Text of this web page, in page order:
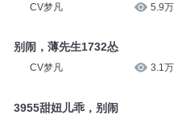
CV梦凡 5.9万
别闹，薄先生1732怂
CV梦凡 3.1万
3955甜妞儿乖，别闹